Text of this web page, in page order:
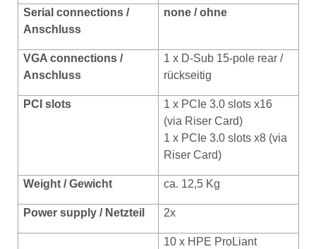
Serial connections /
Anschluss
none / ohne
VGA connections /
Anschluss
1 x D-Sub 15-pole rear /
rückseitig
PCI slots
1 x PCIe 3.0 slots x16
(via Riser Card)
1 x PCIe 3.0 slots x8 (via
Riser Card)
Weight / Gewicht ca. 12,5 Kg
Power supply / Netzteil 2x
10 x HPE ProLiant